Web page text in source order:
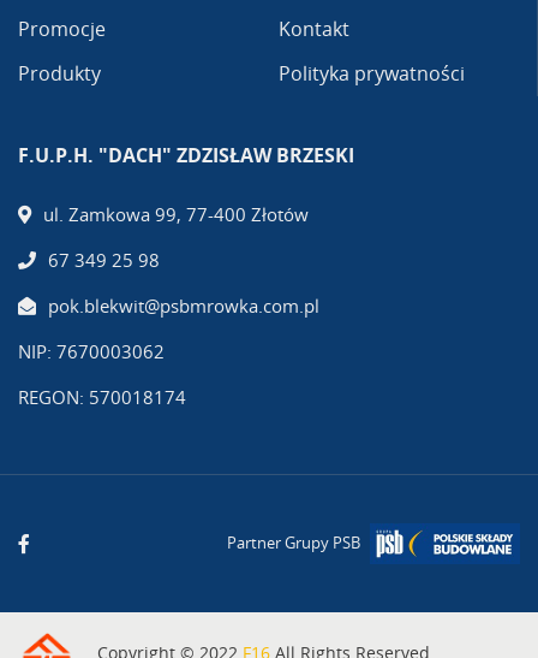
Promocje
Produkty
Kontakt
Polityka prywatności
F.U.P.H. "DACH" ZDZISŁAW BRZESKI
ul. Zamkowa 99, 77-400 Złotów
67 349 25 98
pok.blekwit@psbmrowka.com.pl
NIP: 7670003062
REGON: 570018174
Partner Grupy PSB
Copyright © 2022 F16 All Rights Reserved.